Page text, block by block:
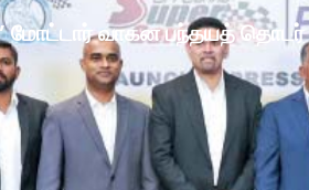
மோட்டார் வாகன பந்தயத் தொடர்